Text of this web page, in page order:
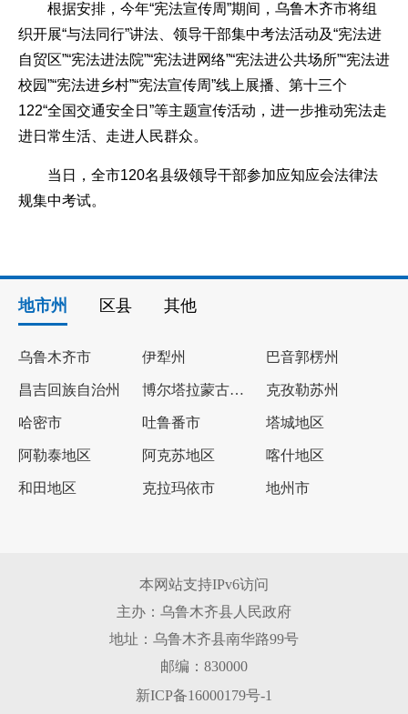
根据安排，今年“宪法宣传周”期间，乌鲁木齐市将组
织开展“与法同行”讲法、领导干部集中考法活动及“宪法进
自贸区”“宪法进法院”“宪法进网络”“宪法进公共场所”“宪法进
校园”“宪法进乡村”“宪法宣传周”线上展播、第十三个
122“全国交通安全日”等主题宣传活动，进一步推动宪法走
进日常生活、走进人民群众。
当日，全市120名县级领导干部参加应知应会法律法
规集中考试。
地市州 区县 其他
乌鲁木齐市 伊犁州 巴音郭楞州
昌吉回族自治州 博尔塔拉蒙古自治州 克孜勒苏州
哈密市 吐鲁番市 塔城地区
阿勒泰地区 阿克苏地区 喀什地区
和田地区 克拉玛依市 地州市
本网站支持IPv6访问
主办：乌鲁木齐县人民政府
地址：乌鲁木齐县南华路99号
邮编：830000
新ICP备16000179号-1